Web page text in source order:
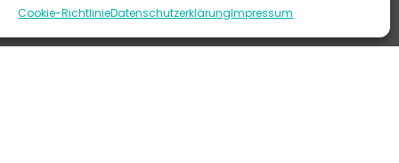
Cookie-RichtlinieDatenschutzerklärungImpressum